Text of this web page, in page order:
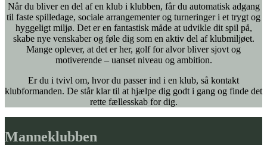
Når du bliver en del af en klub i klubben, får du automatisk adgang
til faste spilledage, sociale arrangementer og turneringer i et trygt og
hyggeligt miljø. Det er en fantastisk måde at udvikle dit spil på,
skabe nye venskaber og føle dig som en aktiv del af klubmiljøet.
Mange oplever, at det er her, golf for alvor bliver sjovt og
motiverende – uanset niveau og ambition.
Er du i tvivl om, hvor du passer ind i en klub, så kontakt
klubformanden. De står klar til at hjælpe dig godt i gang og finde det
rette fællesskab for dig.
Manneklubben